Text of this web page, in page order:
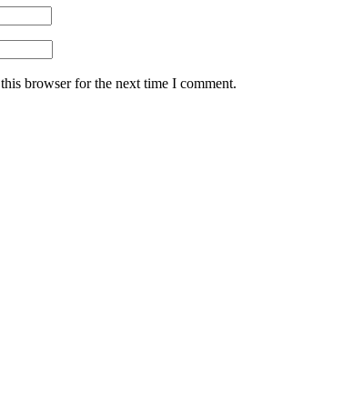
browser for the next time I comment.